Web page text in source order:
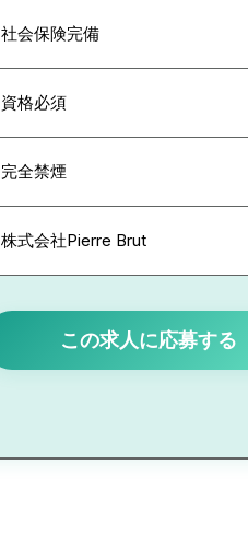
社会保険完備
資格必須
完全禁煙
株式会社Pierre Brut
この求人に応募する